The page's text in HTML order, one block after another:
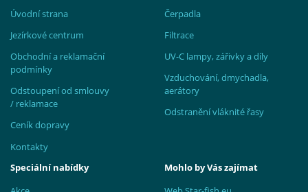
Úvodní strana
Jezírkové centrum
Obchodní a reklamační
podmínky
Odstoupení od smlouvy
/ reklamace
Ceník dopravy
Kontakty
Čerpadla
Filtrace
UV-C lampy, zářivky a díly
Vzduchování, dmychadla,
aerátory
Odstranění vláknité řasy
Speciální nabídky
Mohlo by Vás zajímat